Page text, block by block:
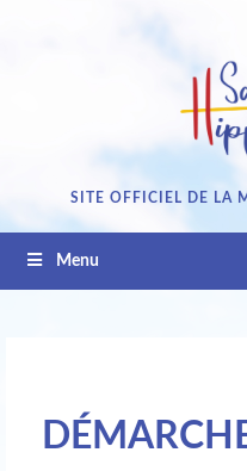
SITE OFFICIEL DE LA
Menu